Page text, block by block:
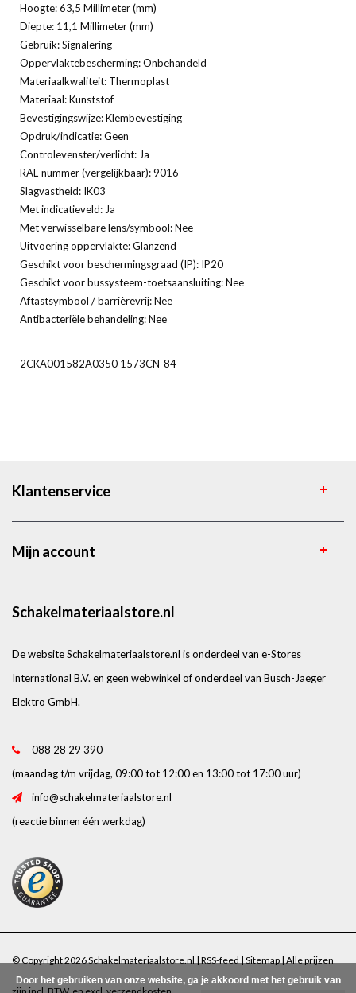
Hoogte: 63,5 Millimeter (mm)
Diepte: 11,1 Millimeter (mm)
Gebruik: Signalering
Oppervlaktebescherming: Onbehandeld
Materiaalkwaliteit: Thermoplast
Materiaal: Kunststof
Bevestigingswijze: Klembevestiging
Opdruk/indicatie: Geen
Controlevenster/verlicht: Ja
RAL-nummer (vergelijkbaar): 9016
Slagvastheid: IK03
Met indicatieveld: Ja
Met verwisselbare lens/symbool: Nee
Uitvoering oppervlakte: Glanzend
Geschikt voor beschermingsgraad (IP): IP20
Geschikt voor bussysteem-toetsaansluiting: Nee
Aftastsymbool / barrièrevrij: Nee
Antibacteriële behandeling: Nee
2CKA001582A0350 1573CN-84
Klantenservice
Mijn account
Schakelmateriaalstore.nl
De website Schakelmateriaalstore.nl is onderdeel van e-Stores
International B.V. en geen webwinkel of onderdeel van Busch-Jaeger
Elektro GmbH.
088 28 29 390
(maandag t/m vrijdag, 09:00 tot 12:00 en 13:00 tot 17:00 uur)
info@schakelmateriaalstore.nl
(reactie binnen één werkdag)
© Copyright 2026 Schakelmateriaalstore.nl | RSS-feed | Sitemap | Alle prijzen
Door het gebruiken van onze website, ga je akkoord met het gebruik van